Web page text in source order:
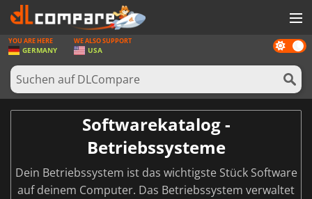
SPIELE
SPIEL KARTEN
SOFTWARE
NACHRICHTEN
Dark
mode
YOU ARE HERE
GERMANY
WE ALSO SUPPORT
USA
Softwarekatalog -
Betriebssysteme
Dein Betriebssystem ist das wichtigste Stück Software
auf deinem Computer. Das Betriebssystem verwaltet